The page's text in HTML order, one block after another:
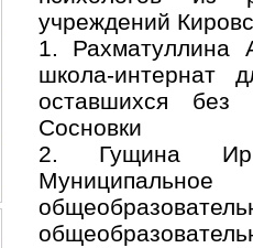
учреждений
1. Рахматуллина
школа-интернат
оставшихся без
Сосновки
2. Гущина